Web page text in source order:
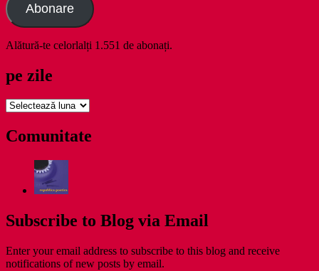
Abonare
Alătură-te celorlalți 1.551 de abonați.
pe zile
pe
Comunitate
Subscribe to Blog via Email
Enter your email address to subscribe to this blog and receive
notifications of new posts by email.